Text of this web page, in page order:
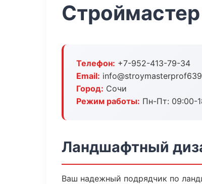
Телефон: +7-952-413-79-34
Email:
Город: Сочи
Режим работы: Пн-Пт: 09:00-
Ландшафтный
Ваш надежный подрядчик по